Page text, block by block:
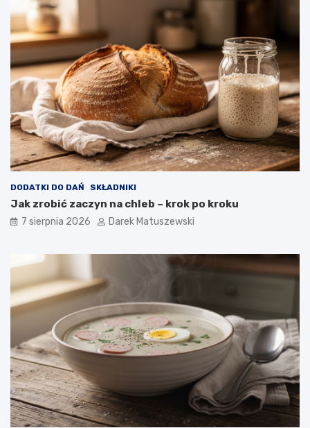
n
a
n
ó
w
y
t
o
w
n
i
a
w
p
ł
y
a
n
a
o
ś
ć
s
ż
o
n
y
c
h
DODATKI DO DAŃ SKŁADNIKI
Jak zrobić zaczyn na chleb – krok po kroku
7 sierpnia 2026 Darek Matuszewski